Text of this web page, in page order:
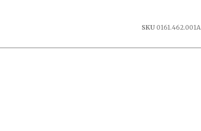
SKU 0161.462.001A